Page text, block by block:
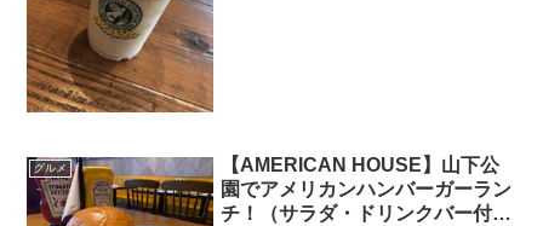
グルメ
【AMERICAN HOUSE】山下公
園でアメリカンハンバーガーラン
チ！（サラダ・ドリンクバー付）